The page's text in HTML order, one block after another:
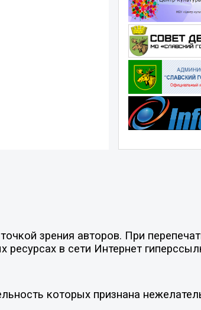
зрения авторов. При
в сети Интернет
которых признана